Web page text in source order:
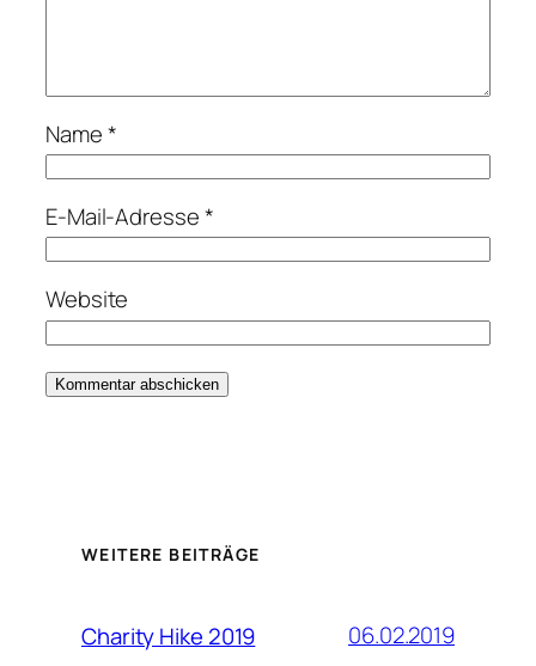
Name*
E-Mail-Adresse*
Website
WEITERE BEITRÄGE
Charity Hike 2019 06.02.2019